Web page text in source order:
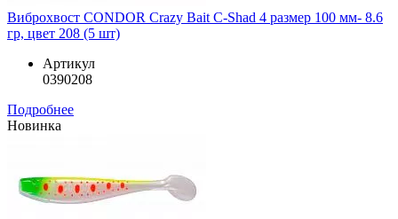
Виброхвост CONDOR Crazy Bait C-Shad 4 размер 100 мм- 8.6
гр, цвет 208 (5 шт)
Артикул
0390208
Подробнее
Новинка